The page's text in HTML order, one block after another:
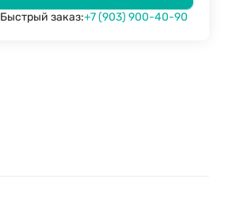
Быстрый заказ:+7 (903) 900-40-90